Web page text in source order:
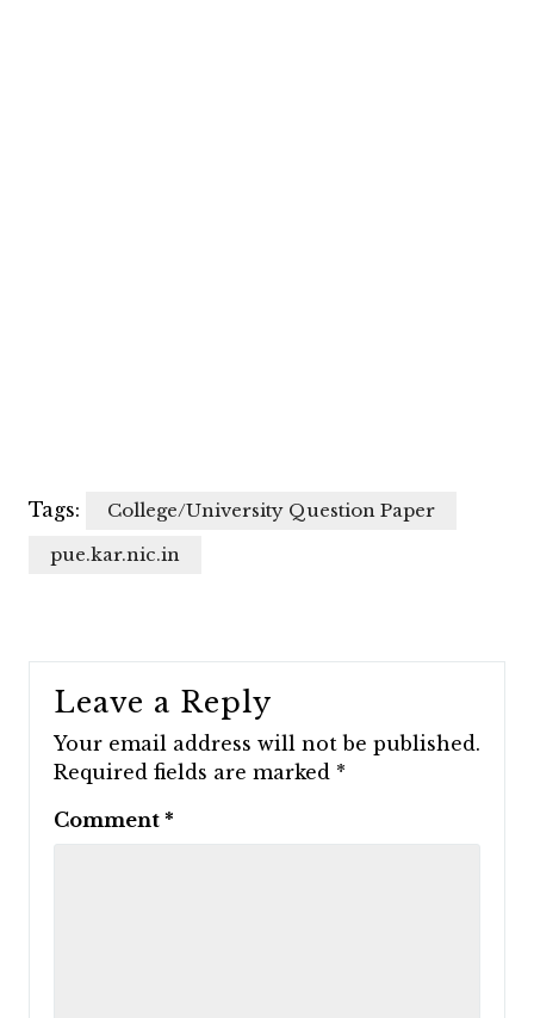
Tags:
College/University Question Paper
pue.kar.nic.in
Leave a Reply
Your email address will not be published.
Required fields are marked *
Comment *